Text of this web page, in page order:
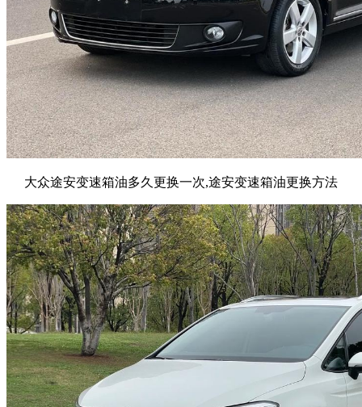
大众途安变速箱油多久更换一次,途安变速箱油更换方法